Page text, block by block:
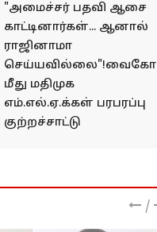
"அமைச்சர் பதவி ஆசை
காட்டினார்கள்... ஆனால்
ராஜினாமா
செய்யவில்லை"!வைகோ
மீது மதிமுக
எம்.எல்.ஏ.க்கள் பரபரப்பு
குற்றச்சாட்டு
/